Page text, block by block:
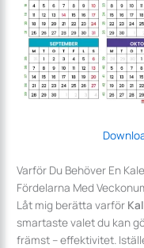
Varför Du Behöver En
Fördelarna Med
Låt mig berätta varför
smartaste valet du kan
främst – effektivitet.